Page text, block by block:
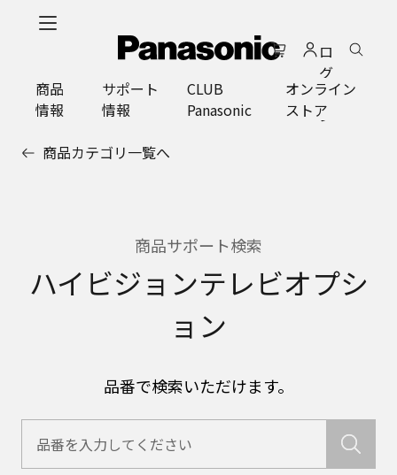
ロ
グ
イ
ン
商品
情報
サポート
情報
CLUB
Panasonic
オンライン
ストア
商品カテゴリ一覧へ
商品サポート検索
ハイビジョンテレビオプシ
ョン
品番で検索いただけます。